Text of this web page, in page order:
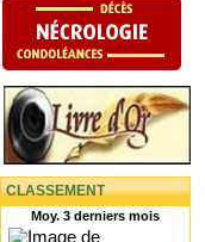
CLASSEMENT
Moy. 3 derniers mois